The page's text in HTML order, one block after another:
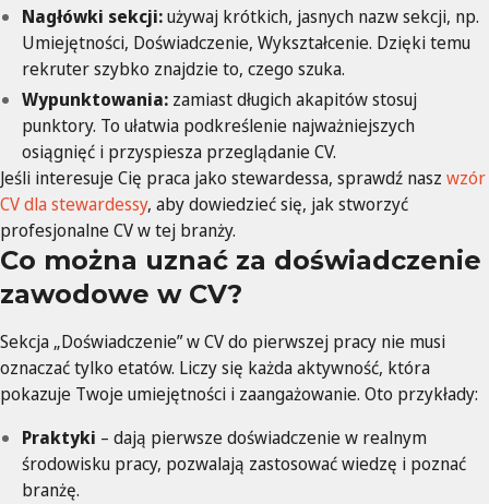
Nagłówki sekcji:używaj krótkich, jasnych nazw sekcji, np.
Umiejętności, Doświadczenie, Wykształcenie. Dzięki temu
rekruter szybko znajdzie to, czego szuka.
Wypunktowania: zamiast długich akapitów stosuj
punktory. To ułatwia podkreślenie najważniejszych
osiągnięć i przyspiesza przeglądanie CV.
Jeśli interesuje Cię praca jako stewardessa, sprawdź nasz wzór
CV dla stewardessy, aby dowiedzieć się, jak stworzyć
profesjonalne CV w tej branży.
Co można uznać za doświadczenie
zawodowe w CV?
Sekcja „Doświadczenie” w CV do pierwszej pracy nie musi
oznaczać tylko etatów. Liczy się każda aktywność, która
pokazuje Twoje umiejętności i zaangażowanie. Oto przykłady:
Praktyki – dają pierwsze doświadczenie w realnym
środowisku pracy, pozwalają zastosować wiedzę i poznać
branżę.